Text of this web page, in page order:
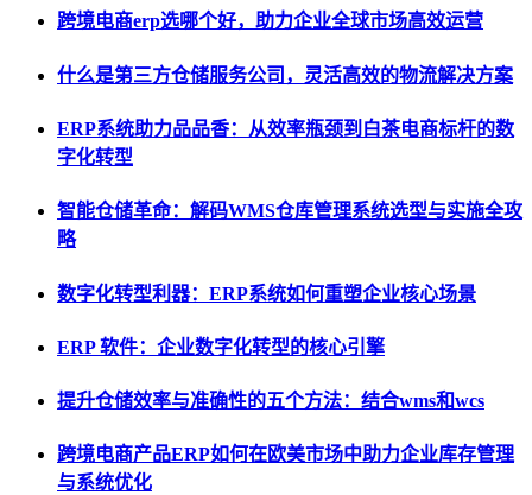
跨境电商erp选哪个好，助力企业全球市场高效运营
什么是第三方仓储服务公司，灵活高效的物流解决方案
ERP系统助力品品香：从效率瓶颈到白茶电商标杆的数
字化转型
智能仓储革命：解码WMS仓库管理系统选型与实施全攻
略
数字化转型利器：ERP系统如何重塑企业核心场景
ERP 软件：企业数字化转型的核心引擎
提升仓储效率与准确性的五个方法：结合wms和wcs
跨境电商产品ERP如何在欧美市场中助力企业库存管理
与系统优化